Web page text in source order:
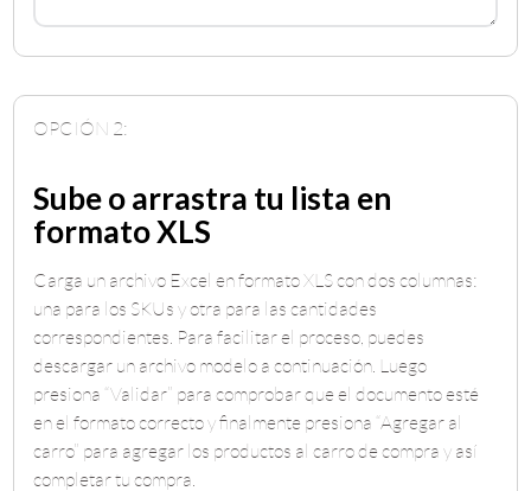
OPCIÓN 2:
Sube o arrastra tu lista en
formato XLS
Carga un archivo Excel en formato XLS con dos columnas:
una para los SKUs y otra para las cantidades
correspondientes. Para facilitar el proceso, puedes
descargar un archivo modelo a continuación. Luego
presiona “Validar” para comprobar que el documento esté
en el formato correcto y finalmente presiona “Agregar al
carro” para agregar los productos al carro de compra y así
completar tu compra.